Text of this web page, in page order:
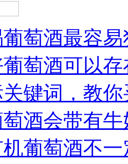
萄酒最容
萄酒可以
键词，教
酒会带有
葡萄酒不